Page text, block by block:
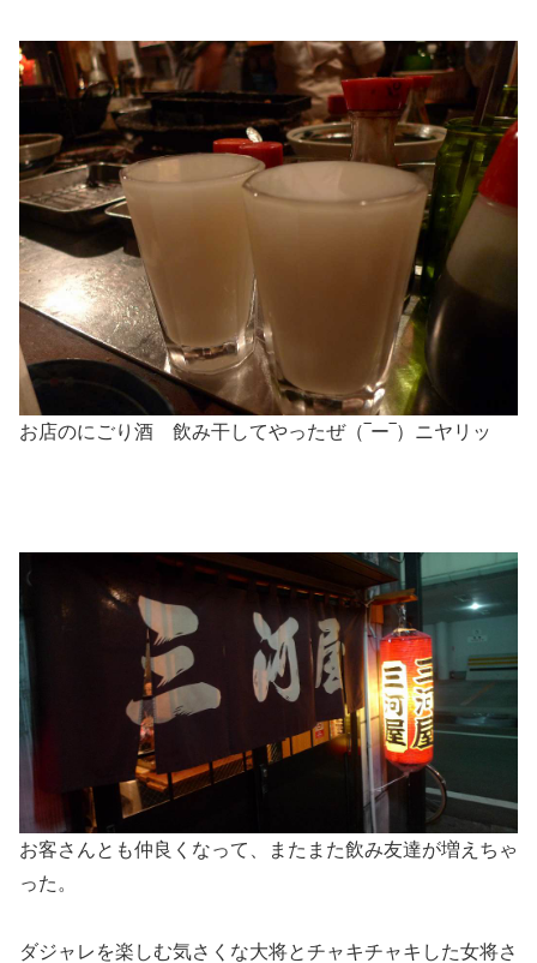
お店のにごり酒 飲み干してやったぜ（‾ー‾）ニヤリッ
お客さんとも仲良くなって、またまた飲み友達が増えちゃ
った。
ダジャレを楽しむ気さくな大将とチャキチャキした女将さ